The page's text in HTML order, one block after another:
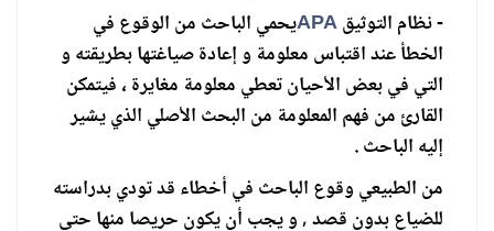
- نظام التوثيقAPAيحمي الباحث من الوقوع في
الخطأ عند اقتباس معلومة و إعادة صياغتها بطريقته و
التي في بعض الأحيان تعطي معلومة مغايرة ، فيتمكن
القارئ من فهم المعلومة من البحث الأصلي الذي يشير
إليه الباحث .
من الطبيعي وقوع الباحث في أخطاء قد تودي بدراسته
للضياع بدون قصد , و يجب أن يكون حريصا منها حتى